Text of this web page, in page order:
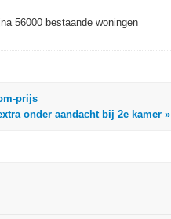
56000 bestaande woningen
prijs
onder aandacht bij 2e kamer »